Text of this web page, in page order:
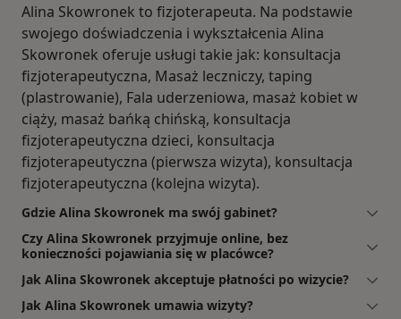
Alina Skowronek to fizjoterapeuta. Na podstawie
swojego doświadczenia i wykształcenia Alina
Skowronek oferuje usługi takie jak: konsultacja
fizjoterapeutyczna, Masaż leczniczy, taping
(plastrowanie), Fala uderzeniowa, masaż kobiet w
ciąży, masaż bańką chińską, konsultacja
fizjoterapeutyczna dzieci, konsultacja
fizjoterapeutyczna (pierwsza wizyta), konsultacja
fizjoterapeutyczna (kolejna wizyta).
Gdzie Alina Skowronek ma swój gabinet?
Czy Alina Skowronek przyjmuje online, bez
konieczności pojawiania się w placówce?
Jak Alina Skowronek akceptuje płatności po wizycie?
Jak Alina Skowronek umawia wizyty?